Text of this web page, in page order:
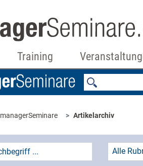
Training
managerSeminare Artikelarchiv
Alle